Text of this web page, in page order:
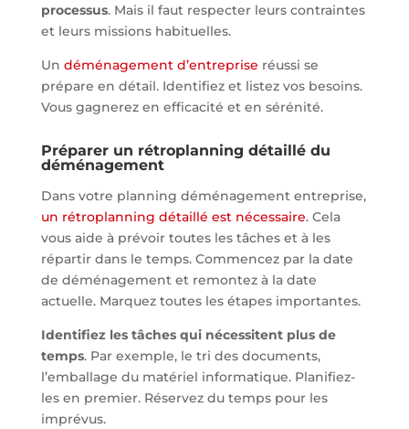
processus. Mais il faut respecter leurs contraintes
et leurs missions habituelles.
Un déménagement d’entreprise réussi se
prépare en détail. Identifiez et listez vos besoins.
Vous gagnerez en efficacité et en sérénité.
Préparer un rétroplanning détaillé du
déménagement
Dans votre planning déménagement entreprise,
un rétroplanning détaillé est nécessaire. Cela
vous aide à prévoir toutes les tâches et à les
répartir dans le temps. Commencez par la date
de déménagement et remontez à la date
actuelle. Marquez toutes les étapes importantes.
Identifiez les tâches qui nécessitent plus de
temps. Par exemple, le tri des documents,
l’emballage du matériel informatique. Planifiez-
les en premier. Réservez du temps pour les
imprévus.